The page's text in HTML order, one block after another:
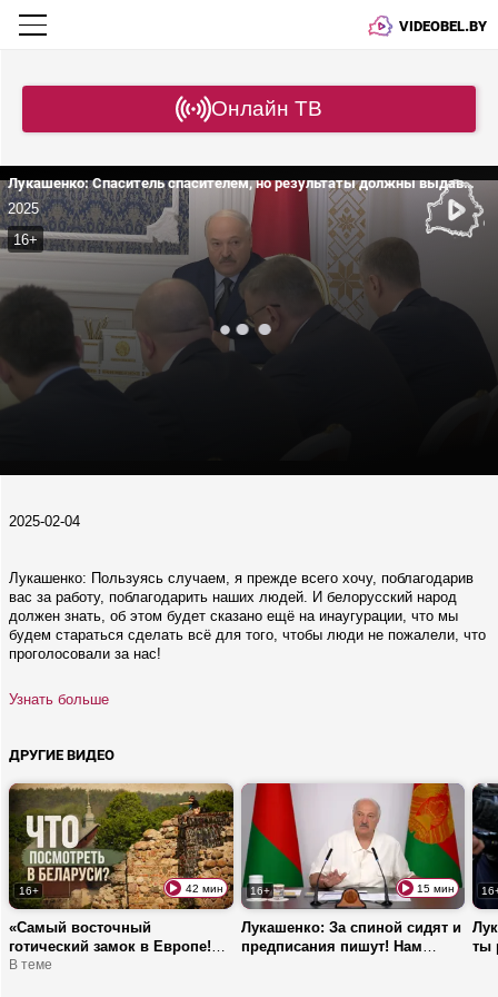
VIDEOBEL.BY
Онлайн ТВ
Лукашенко: Спаситель спасителем, но результаты должны выдавать!
2025
16+
2025-02-04
Лукашенко: Пользуясь случаем, я прежде всего хочу, поблагодарив
вас за работу, поблагодарить наших людей. И белорусский народ
должен знать, об этом будет сказано ещё на инаугурации, что мы
будем стараться сделать всё для того, чтобы люди не пожалели, что
проголосовали за нас!
Узнать больше
ДРУГИЕ ВИДЕО
16+ 42 мин
«Самый восточный
готический замок в Европе!» |
ТОП мест в Беларуси, которые
В теме
16+ 15 мин
Лукашенко: За спиной сидят и
предписания пишут! Нам
ты